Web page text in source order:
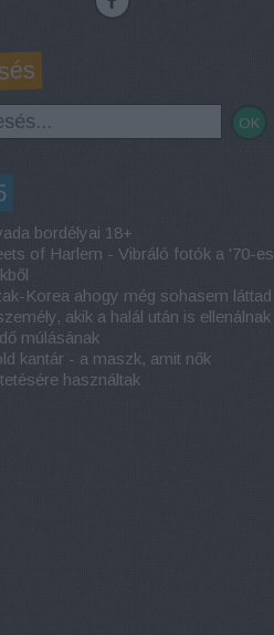
bordélyai 18+
of Harlem - Vibráló fotók a '70-es
Korea ahogy még sohasem láttad
akik a halál után is ellenálnak
múlásának
kantár - a maszk, amit nők
használtak